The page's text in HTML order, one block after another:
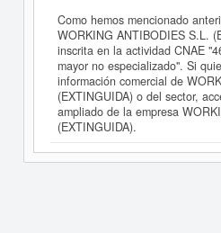
Como hemos mencionado
WORKING ANTIBODIES S.L.
inscrita en la actividad CNAE
mayor no especializado". Si
información comercial de
(EXTINGUIDA) o del sector,
ampliado de la empresa
(EXTINGUIDA).